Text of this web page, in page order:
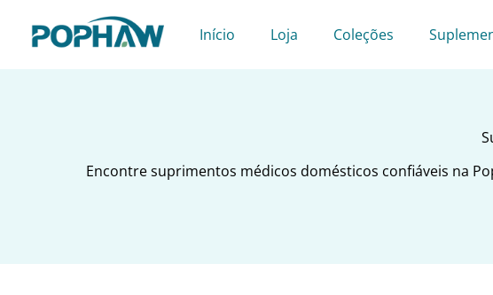
Início Loja Coleções
Encontre suprimentos médicos domésticos confiáveis na